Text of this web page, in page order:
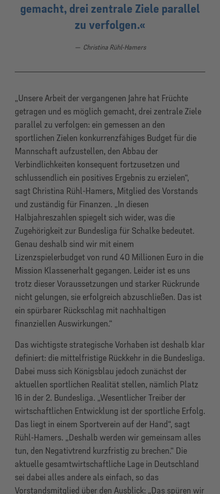
gemacht, drei zentrale Ziele parallel
zu verfolgen.
Christina Rühl-Hamers
„Unsere Arbeit der vergangenen Jahre hat Früchte
getragen und es möglich gemacht, drei zentrale Ziele
parallel zu verfolgen: ein gemessen an den
sportlichen Zielen konkurrenzfähiges Budget für die
Mannschaft aufzustellen, den Abbau der
Verbindlichkeiten konsequent fortzusetzen und
schlussendlich ein positives Ergebnis zu erzielen“,
sagt Christina Rühl-Hamers, Mitglied des Vorstands
und zuständig für Finanzen. „In diesen
Halbjahreszahlen spiegelt sich wider, was die
Zugehörigkeit zur Bundesliga für Schalke bedeutet.
Genau deshalb sind wir mit einem
Lizenzspielerbudget von rund 40 Millionen Euro in die
Mission Klassenerhalt gegangen. Leider ist es uns
trotz dieser Voraussetzungen und starker Rückrunde
nicht gelungen, sie erfolgreich abzuschließen. Das ist
ein spürbarer Rückschlag mit nachhaltigen
finanziellen Auswirkungen.“
Das wichtigste strategische Vorhaben ist deshalb klar
definiert: die mittelfristige Rückkehr in die Bundesliga.
Dabei muss sich Königsblau jedoch zunächst der
aktuellen sportlichen Realität stellen, nämlich Platz
16 in der 2. Bundesliga. „Wesentlicher Treiber der
wirtschaftlichen Entwicklung ist der sportliche Erfolg.
Das liegt in einem Sportverein auf der Hand“, sagt
Rühl-Hamers. „Deshalb werden wir gemeinsam alles
tun, den Negativtrend kurzfristig zu brechen.“ Die
aktuelle gesamtwirtschaftliche Lage in Deutschland
sei dabei alles andere als einfach, so das
Vorstandsmitglied über den Ausblick: „Das spüren wir